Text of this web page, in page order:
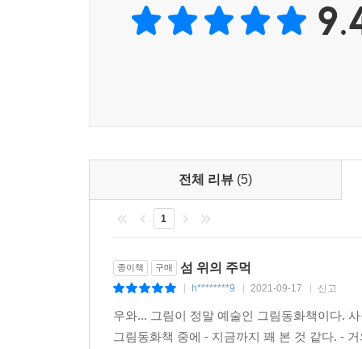
이미지들을 발견할 때마다 ‘아니 이런 그림이
구슬들이 이야기의 겹을 더 풍성하고 아름답게 만
전체 리뷰 (5)
1
종이책 구매 섬 위의 주먹
h********9 2021-09-17 신고
우와... 그림이 정말 예술인 그림동화책이다.
그림동화책 중에 - 지금까지 꽤 본 것 같다. -